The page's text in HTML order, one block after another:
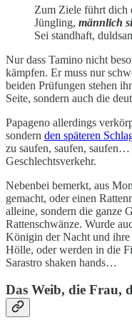
Zum Ziele führt dich
Jüngling, männlich
Sei standhaft,
Nur dass Tamino nicht
kämpfen. Er muss nur
beiden Prüfungen stehen
Seite, sondern auch die
Papageno allerdings
sondern den späteren
zu saufen, saufen,
Geschlechtsverkehr.
Nebenbei bemerkt, aus
gemacht, oder einen
alleine, sondern die ganze
Rattenschwänze. Wurde
Königin der Nacht und ihre
Hölle, oder werden in die
Sarastro shaken hands…
Das Weib, die Frau,